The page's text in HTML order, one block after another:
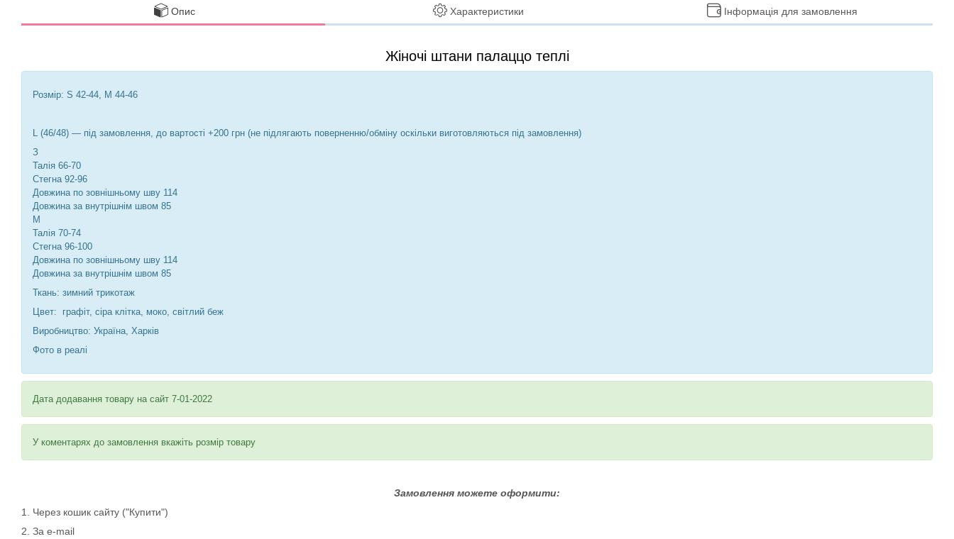
Опис Характеристики Інформація для замовлення
Жіночі штани палаццо теплі
Розмір: S 42-44, M 44-46
L (46/48) — під замовлення, до вартості +200 грн (не підлягають поверненню/обміну оскільки виготовляються під замовлення)
З
Талія 66-70
Стегна 92-96
Довжина по зовнішньому шву 114
Довжина за внутрішнім швом 85
М
Талія 70-74
Стегна 96-100
Довжина по зовнішньому шву 114
Довжина за внутрішнім швом 85
Ткань: зимний трикотаж
Цвет: графіт, сіра клітка, моко, світлий беж
Виробництво: Україна, Харків
Фото в реалі
Дата додавання товару на сайт 7-01-2022
У коментарях до замовлення вкажіть розмір товару
Замовлення можете оформити:
1. Через кошик сайту ("Купити")
2. За e-mail